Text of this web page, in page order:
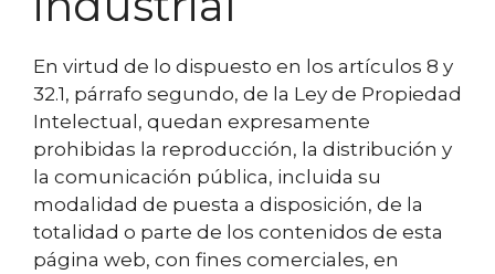
En virtud de lo dispuesto en los artículos 8 y
32.1, párrafo segundo, de la Ley de Propiedad
Intelectual, quedan expresamente
prohibidas la reproducción, la distribución y
la comunicación pública, incluida su
modalidad de puesta a disposición, de la
totalidad o parte de los contenidos de esta
página web, con fines comerciales, en